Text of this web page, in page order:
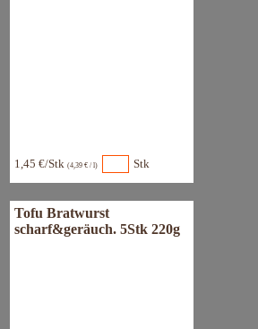
1,45 €/Stk (4,39 € / l) Stk
Tofu Bratwurst
scharf&geräuch. 5Stk 220g